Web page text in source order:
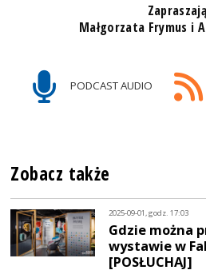
Zapraszają
Małgorzata Frymus i
PODCAST AUDIO
Zobacz także
2025-09-01, godz. 17:03
Gdzie można
wystawie w
[POSŁUCHAJ]